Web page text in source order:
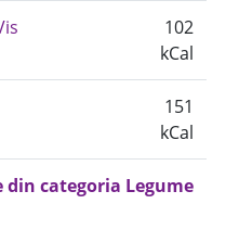
102
kCal
151
kCal
categoria Legume